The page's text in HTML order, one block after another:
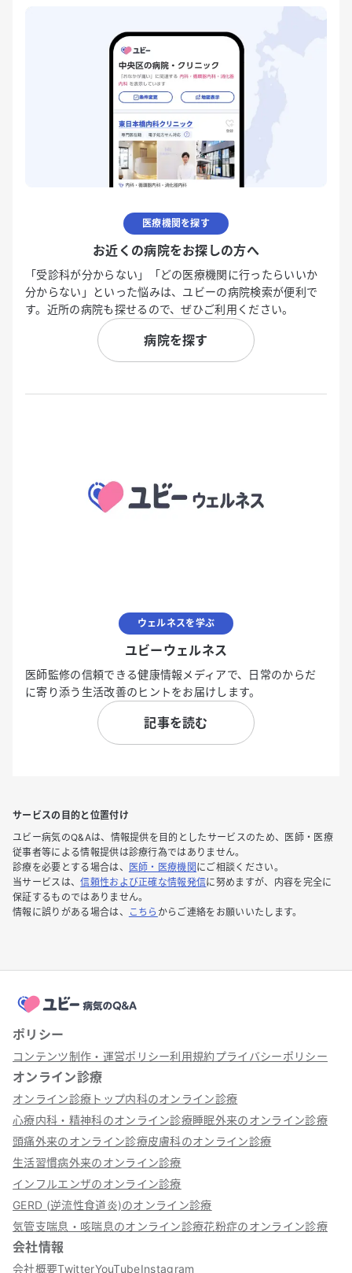
医療機関を探す
お近くの病院をお探しの方へ
「受診科が分からない」「どの医療機関に行ったらいいか
分からない」といった悩みは、ユビーの病院検索が便利で
す。近所の病院も探せるので、ぜひご利用ください。
病院を探す
ウェルネスを学ぶ
ユビーウェルネス
医師監修の信頼できる健康情報メディアで、日常のからだ
に寄り添う生活改善のヒントをお届けします。
記事を読む
サービスの目的と位置付け
ユビー病気のQ&Aは、情報提供を目的としたサービスのため、医師・医療
従事者等による情報提供は診療行為ではありません。
診療を必要とする場合は、
医師・医療機関 にご相談ください。
当サービスは、信頼性および正確な情報発信に努めますが、内容を完全に
保証するものではありません。
情報に誤りがある場合は、
こちら からご連絡をお願いいたします。
ポリシー
コンテンツ制作・運営ポリシー利用規約プライバシーポリシー
オンライン診療
オンライン診療トップ内科のオンライン診療
心療内科・精神科のオンライン診療睡眠外来のオンライン診療
頭痛外来のオンライン診療皮膚科のオンライン診療
生活習慣病外来のオンライン診療
インフルエンザのオンライン診療
GERD (逆流性食道炎)のオンライン診療
気管支喘息・咳喘息のオンライン診療花粉症のオンライン診療
会社情報
会社概要TwitterYouTubeInstagram